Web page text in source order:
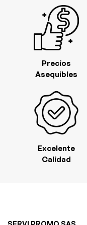
Excelente
Calidad
Precios
Asequibles